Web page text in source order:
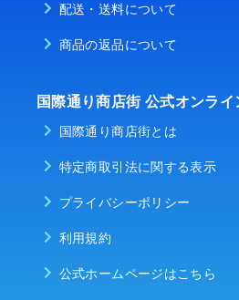
配送・送料について
商品の返品について
国際通り商店街 公式オンラ
国際通り商店街とは
特定商取引法に関する表示
プライバシーポリシー
利用規約
公式ホームページはこちら